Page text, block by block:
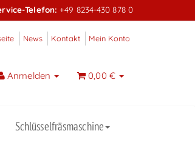
Telefon: +49 8234-430 878 0
News Kontakt Mein Konto
Anmelden 0,00 €
Schlüsselfräsmaschine